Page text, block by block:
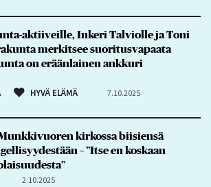
aktiiveille, Inkeri Talviolle ja Toni
merkitsee suoritusvapaata
on eräänlainen ankkuri
HYVÄ ELÄMÄ 7.10.2025
kirkossa biisiensä
– ”Itse en koskaan
2.10.2025